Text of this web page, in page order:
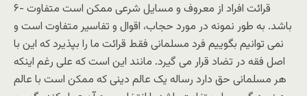
۶- قرائت افراد از معروف و مسايل شرعی ممکن است متفاوت
باشد. به طور نمونه در مورد حجاب، اقوال و تفاسير متفاوت است و
نمی توانيم بگوييم فرد مسلمانی فقط قرائت ما را بپذيرد که اين با
اصل فقه در تضاد قرار می گيرد. مانند اين است که علی رغم اينکه
هر مسلمانی حق دارد رساله يک عالم دينی که ممکن است با عالم